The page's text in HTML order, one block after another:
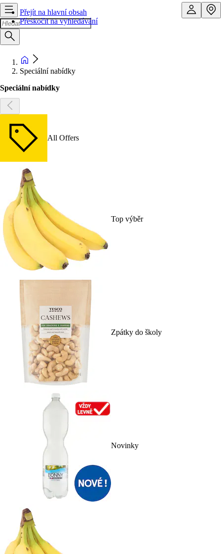
Přejít na hlavní obsah
Přeskočit na vyhledávání
Speciální nabídky
Speciální nabídky
All Offers
Top výběr
Zpátky do školy
Novinky